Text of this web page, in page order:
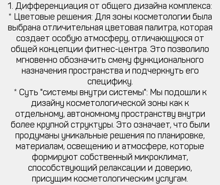
1. Дифференциация от общего дизайна комплекса:
* Цветовые решения: Для зоны косметологии была
выбрана отличительная цветовая палитра, которая
создает особую атмосферу, отличающуюся от
общей концепции фитнес-центра. Это позволило
мгновенно обозначить смену функционального
назначения пространства и подчеркнуть его
специфику.
* Суть "системы внутри системы": Мы подошли к
дизайну косметологической зоны как к
отдельному, автономному пространству внутри
более крупной структуры. Это означает, что были
продуманы уникальные решения по планировке,
материалам, освещению и атмосфере, которые
формируют собственный микроклимат,
способствующий релаксации и доверию,
присущим косметологическим услугам.